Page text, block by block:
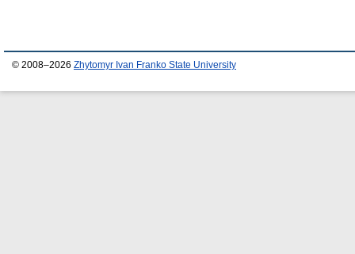
© 2008–2026 Zhytomyr Ivan Franko State University